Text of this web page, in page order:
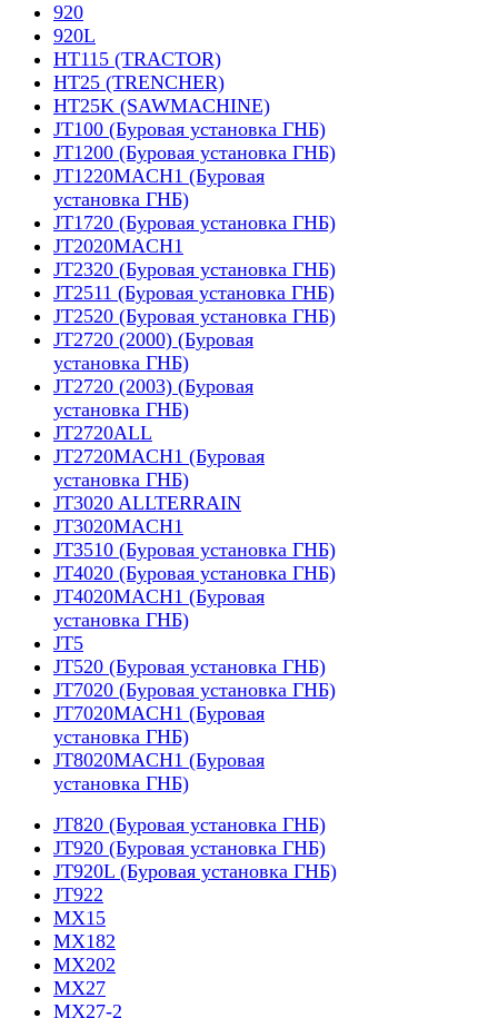
920
920L
HT115 (TRACTOR)
HT25 (TRENCHER)
HT25K (SAWMACHINE)
JT100 (Буровая установка ГНБ)
JT1200 (Буровая установка ГНБ)
JT1220MACH1 (Буровая
установка ГНБ)
JT1720 (Буровая установка ГНБ)
JT2020MACH1
JT2320 (Буровая установка ГНБ)
JT2511 (Буровая установка ГНБ)
JT2520 (Буровая установка ГНБ)
JT2720 (2000) (Буровая
установка ГНБ)
JT2720 (2003) (Буровая
установка ГНБ)
JT2720ALL
JT2720MACH1 (Буровая
установка ГНБ)
JT3020 ALLTERRAIN
JT3020MACH1
JT3510 (Буровая установка ГНБ)
JT4020 (Буровая установка ГНБ)
JT4020MACH1 (Буровая
установка ГНБ)
JT5
JT520 (Буровая установка ГНБ)
JT7020 (Буровая установка ГНБ)
JT7020MACH1 (Буровая
установка ГНБ)
JT8020MACH1 (Буровая
установка ГНБ)
JT820 (Буровая установка ГНБ)
JT920 (Буровая установка ГНБ)
JT920L (Буровая установка ГНБ)
JT922
MX15
MX182
MX202
MX27
MX27-2